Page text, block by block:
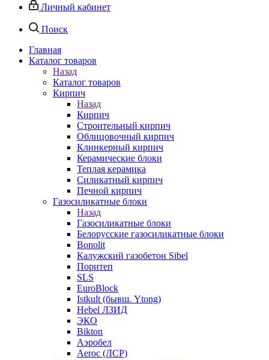
Личный кабинет
Поиск
Главная
Каталог товаров
Назад
Каталог товаров
Кирпич
Назад
Кирпич
Строительный кирпич
Облицовочный кирпич
Клинкерный кирпич
Керамические блоки
Теплая керамика
Силикатный кирпич
Печной кирпич
Газосиликатные блоки
Назад
Газосиликатные блоки
Белорусские газосиликатные блоки
Bonolit
Калужский газобетон Sibel
Поритеп
SLS
EuroBlock
Istkult (бывш. Ytong)
Hebel ЛЗИД
ЭКО
Bikton
Аэробел
Aeroc (ЛСР)